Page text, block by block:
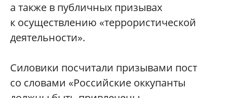
а также в публичных призывах
к осуществлению «террористической
деятельности».
Силовики посчитали призывами пост
со словами «Российские оккупанты